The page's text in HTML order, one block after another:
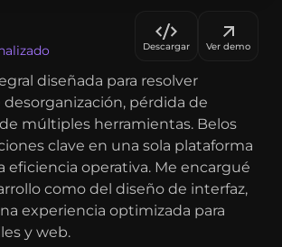
Descargar Ver demo
diseñada para resolver
pérdida de
múltiples herramientas. Belos
clave en una sola plataforma
eficiencia operativa. Me encargué
como del diseño de interfaz,
experiencia optimizada para
y web.